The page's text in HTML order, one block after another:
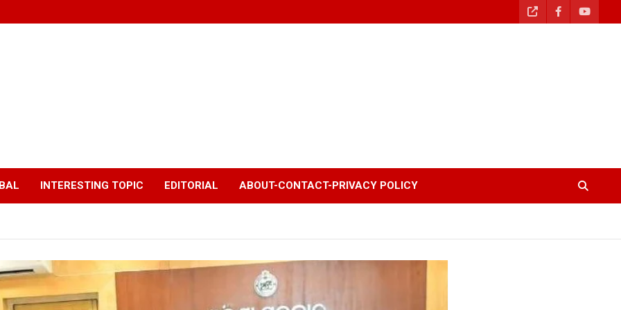
INTERESTING TOPIC EDITORIAL ABOUT-CONTACT-PRIVACY POLICY